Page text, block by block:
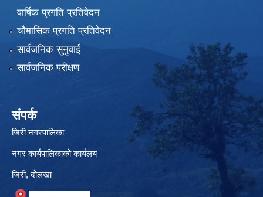
वार्षिक प्रगति प्रतिवेदन
चौमासिक प्रगति प्रतिवेदन
सार्वजनिक सुनुवाई
सार्वजनिक परीक्षण
संपर्क
जिरी नगरपालिका
नगर कार्यपालिकाको कार्यलय
जिरी, दोलखा